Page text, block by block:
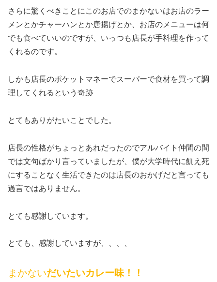
さらに驚くべきことにこのお店でのまかないはお店のラー
メンとかチャーハンとか唐揚げとか、お店のメニューは何
でも食べていいのですが、いっつも店長が手料理を作って
くれるのです。
しかも店長のポケットマネーでスーパーで食材を買って調
理してくれるという奇跡
とてもありがたいことでした。
店長の性格がちょっとあれだったのでアルバイト仲間の間
では文句ばかり言っていましたが、僕が大学時代に飢え死
にすることなく生活できたのは店長のおかげだと言っても
過言ではありません。
とても感謝しています。
とても、感謝していますが、、、、
まかないだいたいカレー味！！